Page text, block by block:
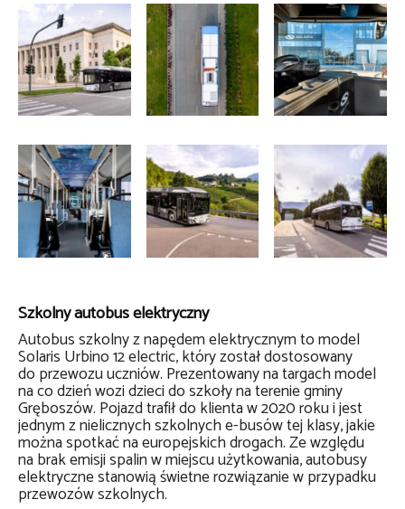
Szkolny autobus elektryczny
Autobus szkolny z napędem elektrycznym to model
Solaris Urbino 12 electric, który został dostosowany
do przewozu uczniów. Prezentowany na targach model
na co dzień wozi dzieci do szkoły na terenie gminy
Gręboszów. Pojazd trafił do klienta w 2020 roku i jest
jednym z nielicznych szkolnych e-busów tej klasy, jakie
można spotkać na europejskich drogach. Ze względu
na brak emisji spalin w miejscu użytkowania, autobusy
elektryczne stanowią świetne rozwiązanie w przypadku
przewozów szkolnych.